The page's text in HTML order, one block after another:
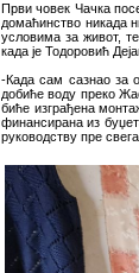
Први човек Чачка
домаћинство никада
условима за живот,
када је Тодоровић
-Када сам сазнао за
добиће воду преко
биће изграђена
финансирана из
руководству пре